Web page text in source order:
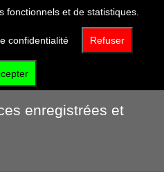
enregistrées et
fonctionnels et de statistiques.
confidentialité Refuser